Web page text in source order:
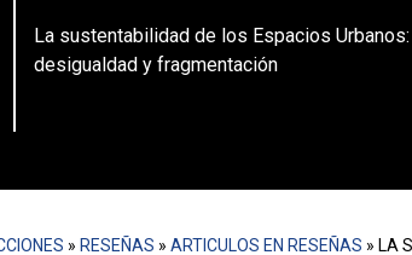
La sustentabilidad de los Espacios Urbanos:
desigualdad y fragmentación
» RESEÑAS » ARTICULOS EN RESEÑAS » LA